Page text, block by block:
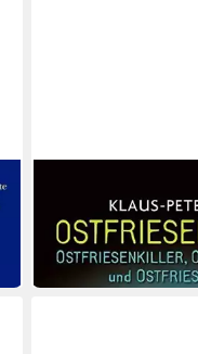
Hörspiel
Audio-CD
28,90 €
in 3-4 Werktagen bei dir